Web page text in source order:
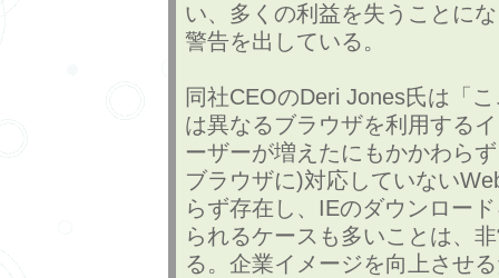
い、多くの利益を失うことに
警告を出している。
同社CEOのDeri Jones氏は「
は異なるブラウザを利用する
ーザーが増えたにもかかわら
ブラウザに)対応していない
らず存在し、IEのダウンロー
られるケースも多いことは、
る。企業イメージを向上させ